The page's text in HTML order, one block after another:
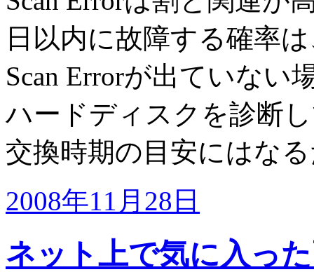
日以内に故障する確率
Scan Errorが出ていない
ハードディスクを診断
交換時期の目安にはな
2008年11月28日
ネット上で気に入っ